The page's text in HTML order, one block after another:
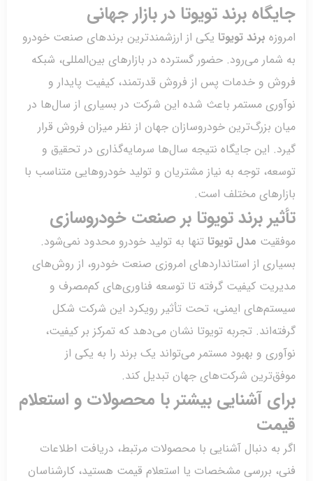
برند تویوتا در بازار جهانی
برند تویوتایکی از ارزشمندترین برندهای صنعت خودرو
می‌رود. حضور گسترده در بازارهای بین‌المللی، شبکه
و خدمات پس از فروش قدرتمند، کیفیت پایدار و
مستمر باعث شده این شرکت در بسیاری از سال‌ها در
بزرگ‌ترین خودروسازان جهان از نظر میزان فروش قرار
این جایگاه نتیجه سال‌ها سرمایه‌گذاری در تحقیق و
توجه به نیاز مشتریان و تولید خودروهایی متناسب با
مختلف است.
برند تویوتا بر صنعت خودروسازی
مدل تویوتاتنها به تولید خودرو محدود نمی‌شود.
از استانداردهای امروزی صنعت خودرو، از روش‌های
کیفیت گرفته تا توسعه فناوری‌های کم‌مصرف و
ایمنی، تحت تأثیر رویکرد این شرکت شکل
تجربه تویوتا نشان می‌دهد که تمرکز بر کیفیت،
و بهبود مستمر می‌تواند یک برند را به یکی از
شرکت‌های جهان تبدیل کند.
آشنایی بیشتر با محصولات و استعلام
به دنبال آشنایی با محصولات مرتبط، دریافت اطلاعات
بررسی مشخصات یا استعلام قیمت هستید، کارشناسان